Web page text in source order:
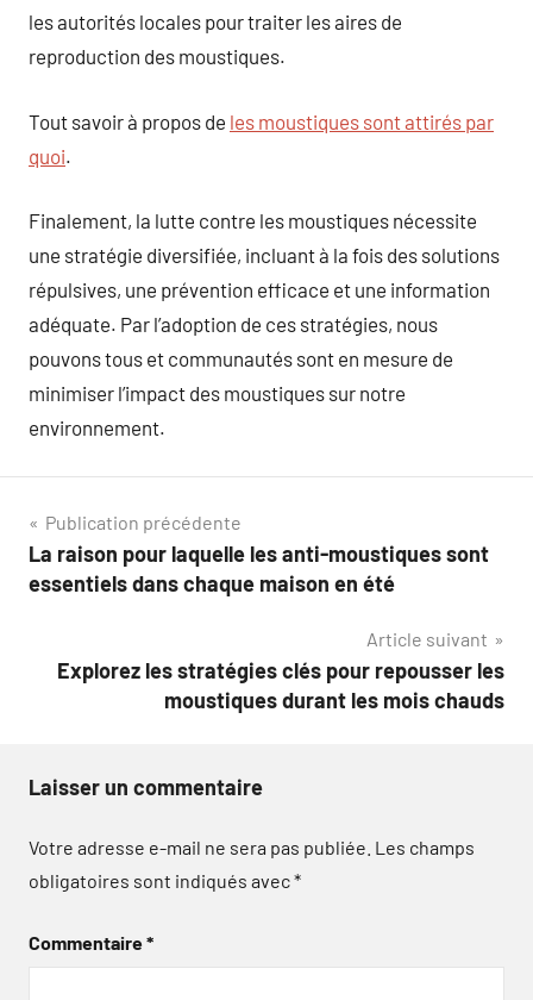
les autorités locales pour traiter les aires de
reproduction des moustiques.
Tout savoir à propos de les moustiques sont attirés par
quoi.
Finalement, la lutte contre les moustiques nécessite
une stratégie diversifiée, incluant à la fois des solutions
répulsives, une prévention efficace et une information
adéquate. Par l’adoption de ces stratégies, nous
pouvons tous et communautés sont en mesure de
minimiser l’impact des moustiques sur notre
environnement.
Navigation
de
Publication précédente
La raison pour laquelle les anti-moustiques sont
essentiels dans chaque maison en été
Article suivant
Explorez les stratégies clés pour repousser les
moustiques durant les mois chauds
Laisser un commentaire
Votre adresse e-mail ne sera pas publiée. Les champs
obligatoires sont indiqués avec*
Commentaire*